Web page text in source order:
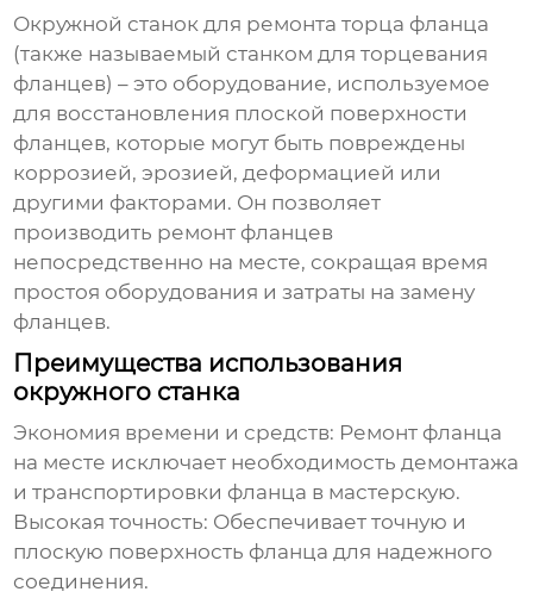
Окружной станок для ремонта торца фланца
(также называемый станком для торцевания
фланцев) – это оборудование, используемое
для восстановления плоской поверхности
фланцев, которые могут быть повреждены
коррозией, эрозией, деформацией или
другими факторами. Он позволяет
производить ремонт фланцев
непосредственно на месте, сокращая время
простоя оборудования и затраты на замену
фланцев.
Преимущества использования
окружного станка
Экономия времени и средств: Ремонт фланца
на месте исключает необходимость демонтажа
и транспортировки фланца в мастерскую.
Высокая точность: Обеспечивает точную и
плоскую поверхность фланца для надежного
соединения.